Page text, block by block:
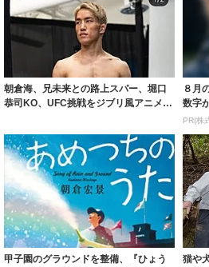
朝倉海、兄未来との路上スパー、堀口
恭司KO、UFC挑戦をジブリ風アニメに
８月
数字
PR(株
甲子園のグラウンドを整備、『ひょう
猫や